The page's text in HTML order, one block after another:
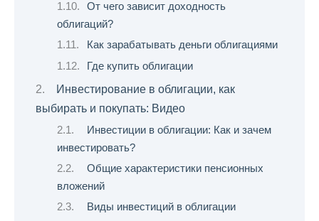
От чего зависит доходность
облигаций?
Как зарабатывать деньги облигациями
Где купить облигации
Инвестирование в облигации, как
выбирать и покупать: Видео
Инвестиции в облигации: Как и зачем
инвестировать?
Общие характеристики пенсионных
вложений
Виды инвестиций в облигации